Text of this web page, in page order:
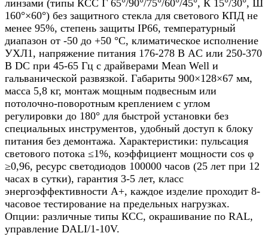
линзами (типы КСС Г 65°/90°/75°/60°/45°, К 15°/30°, Ш
160°×60°) без защитного стекла для светового КПД не
менее 95%, степень защиты IP66, температурный
диапазон от -50 до +50 °C, климатическое исполнение
УХЛ1, напряжение питания 176-278 В AC или 250-370
В DC при 45-65 Гц с драйверами Mean Well и
гальванической развязкой. Габариты 900×128×67 мм,
масса 5,8 кг, монтаж мощным подвесным или
потолочно-поворотным креплением с углом
регулировки до 180° для быстрой установки без
специальных инструментов, удобный доступ к блоку
питания без демонтажа. Характеристики: пульсация
светового потока ≤1%, коэффициент мощности cos φ
≥0,96, ресурс светодиодов 100000 часов (25 лет при 12
часах в сутки), гарантия 3-5 лет, класс
энергоэффективности A+, каждое изделие проходит 8-
часовое тестирование на предельных нагрузках.
Опции: различные типы КСС, окрашивание по RAL,
управление DALI/1-10V.